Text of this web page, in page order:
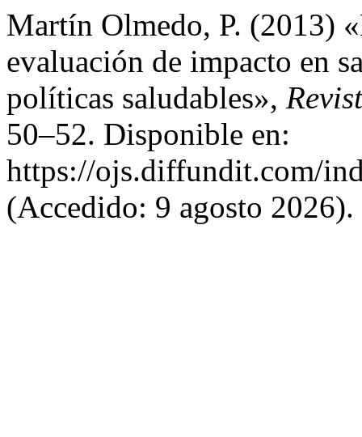
Martín Olmedo, P. (2013)
evaluación de impacto en
políticas saludables»,
50–52. Disponible en:
https://ojs.diffundit.com/
(Accedido: 9 agosto 2026).